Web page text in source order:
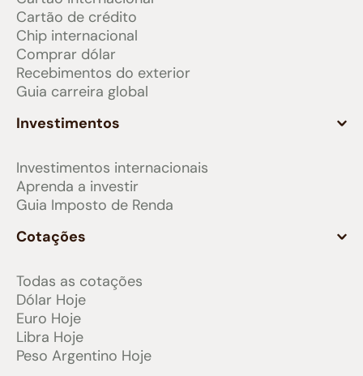
Cartão de crédito
Chip internacional
Comprar dólar
Recebimentos do exterior
Guia carreira global
Investimentos
Investimentos internacionais
Aprenda a investir
Guia Imposto de Renda
Cotações
Todas as cotações
Dólar Hoje
Euro Hoje
Libra Hoje
Peso Argentino Hoje